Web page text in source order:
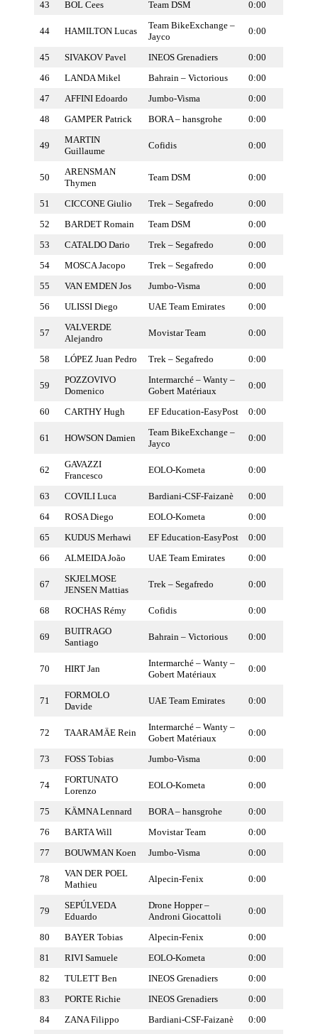
43 BOL Cees Team DSM 0:00
44 HAMILTON Lucas
Team BikeExchange –
Jayco
0:00
45 SIVAKOV Pavel INEOS Grenadiers
0:00
46
LANDA Mikel Bahrain – Victorious
0:00
47
AFFINI Edoardo Jumbo-Visma
0:00
48
GAMPER Patrick BORA – hansgrohe 0:00
49
MARTIN
Guillaume
Cofidis 0:00
50
ARENSMAN
Thymen
Team DSM 0:00
51 CICCONE Giulio Trek – Segafredo
0:00
52
BARDET Romain Team DSM
0:00
53
CATALDO Dario Trek – Segafredo
0:00
54
MOSCA Jacopo Trek – Segafredo
0:00
55
VAN EMDEN Jos Jumbo-Visma
0:00
56
ULISSI Diego UAE Team Emirates 0:00
57
VALVERDE
Alejandro
Movistar Team 0:00
58 LÓPEZ Juan Pedro Trek – Segafredo 0:00
59
POZZOVIVO
Domenico
Intermarché – Wanty –
Gobert Matériaux
0:00
60 CARTHY Hugh EF Education-EasyPost 0:00
61 HOWSON Damien
Team BikeExchange –
Jayco
0:00
62
GAVAZZI
Francesco
EOLO-Kometa 0:00
63 COVILI Luca Bardiani-CSF-Faizanè
0:00
64
ROSA Diego EOLO-Kometa
0:00
65
KUDUS Merhawi EF Education-EasyPost
0:00
66
ALMEIDA João UAE Team Emirates 0:00
67
SKJELMOSE
JENSEN Mattias
Trek – Segafredo 0:00
68 ROCHAS Rémy Cofidis 0:00
69
BUITRAGO
Santiago
Bahrain – Victorious 0:00
70 HIRT Jan
Intermarché – Wanty –
Gobert Matériaux
0:00
71
FORMOLO
Davide
UAE Team Emirates 0:00
72 TAARAMÄE Rein
Intermarché – Wanty –
Gobert Matériaux
0:00
73 FOSS Tobias Jumbo-Visma 0:00
74
FORTUNATO
Lorenzo
EOLO-Kometa 0:00
75 KÄMNA Lennard BORA – hansgrohe
0:00
76
BARTA Will Movistar Team
0:00
77
BOUWMAN Koen Jumbo-Visma 0:00
78
VAN DER POEL
Mathieu
Alpecin-Fenix 0:00
79
SEPÚLVEDA
Eduardo
Drone Hopper –
Androni Giocattoli
0:00
80 BAYER Tobias Alpecin-Fenix
0:00
81
RIVI Samuele EOLO-Kometa
0:00
82
TULETT Ben INEOS Grenadiers
0:00
83
PORTE Richie INEOS Grenadiers
0:00
84
ZANA Filippo Bardiani-CSF-Faizanè
0:00